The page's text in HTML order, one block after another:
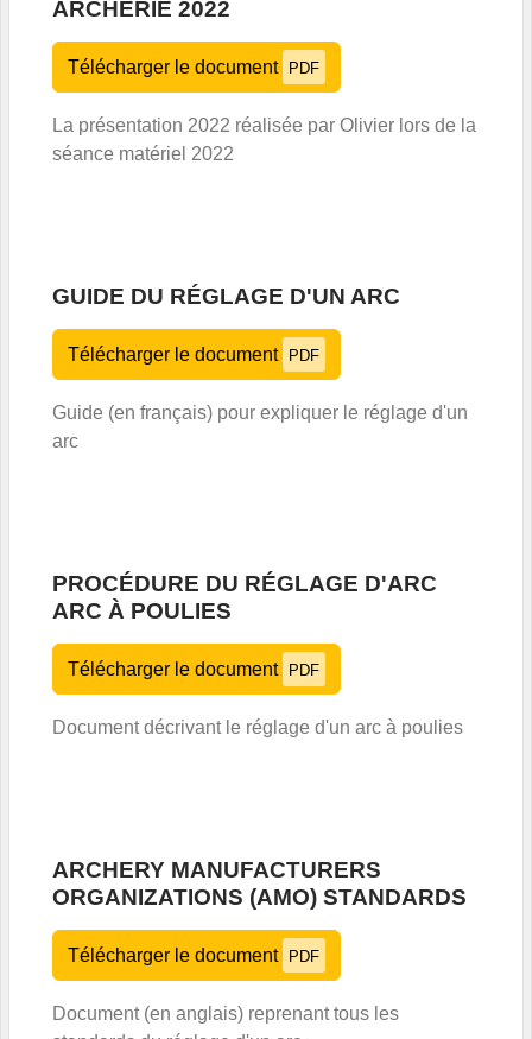
ARCHERIE 2022
Télécharger le document PDF
La présentation 2022 réalisée par Olivier lors de la
séance matériel 2022
GUIDE DU RÉGLAGE D'UN ARC
Télécharger le document PDF
Guide (en français) pour expliquer le réglage d'un
arc
PROCÉDURE DU RÉGLAGE D'ARC
ARC À POULIES
Télécharger le document PDF
Document décrivant le réglage d'un arc à poulies
ARCHERY MANUFACTURERS
ORGANIZATIONS (AMO) STANDARDS
Télécharger le document PDF
Document (en anglais) reprenant tous les